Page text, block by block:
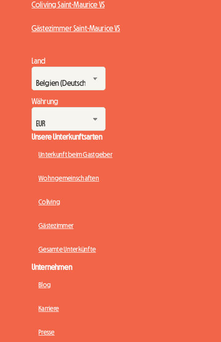
Coliving Saint-Maurice VS
Gästezimmer Saint-Maurice VS
Land
Währung
Unsere Unterkunftsarten
Unterkunft beim Gastgeber
Wohngemeinschaften
Coliving
Gästezimmer
Gesamte Unterkünfte
Unternehmen
Blog
Karriere
Presse